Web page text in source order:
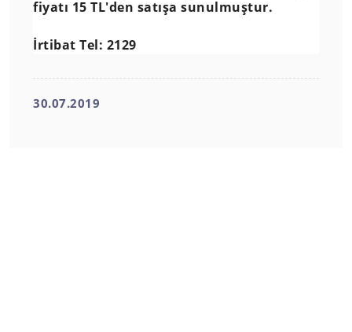
fiyatı 15 TL'den satışa sunulmuştur.
İrtibat Tel: 2129
30.07.2019